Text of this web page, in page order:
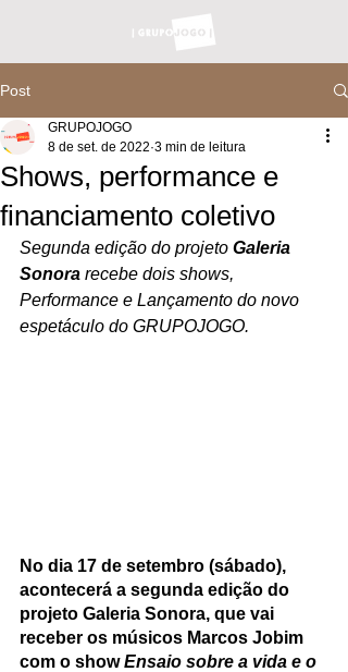
Post
Shows, performance e
financiamento coletivo
GRUPOJOGO
8 de set. de 2022 3 min de leitura
Segunda edição do projeto Galeria
Sonora recebe dois shows,
Performance e Lançamento do novo
espetáculo do GRUPOJOGO.
No dia 17 de setembro (sábado),
acontecerá a segunda edição do
projeto Galeria Sonora, que vai
receber os músicos Marcos Jobim
com o show Ensaio sobre a vida e o